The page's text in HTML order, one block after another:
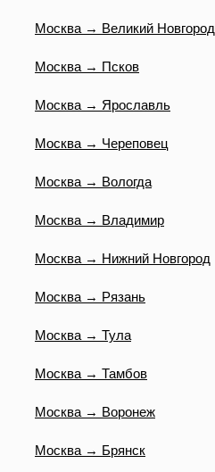
Москва → Великий Новгород
Москва → Псков
Москва → Ярославль
Москва → Череповец
Москва → Вологда
Москва → Владимир
Москва → Нижний Новгород
Москва → Рязань
Москва → Тула
Москва → Тамбов
Москва → Воронеж
Москва → Брянск